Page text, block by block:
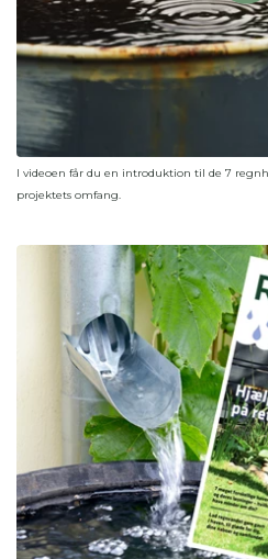
I videoen får du en introduktion til de 7
projektets omfang.